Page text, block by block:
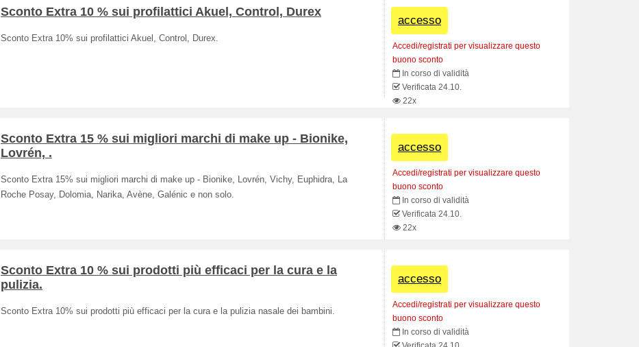
Sconto Extra 10 % sui profilattici Akuel, Control, Durex
Sconto Extra 10% sui profilattici Akuel, Control, Durex.
accesso
Accedi/registrati per visualizzare questo
buono sconto
In corso di validità
Verificata 24.10.
22x
Sconto Extra 15 % sui migliori marchi di make up - Bionike,
Lovrén, .
Sconto Extra 15% sui migliori marchi di make up - Bionike, Lovrén, Vichy, Euphidra, La
Roche Posay, Dolomia, Narika, Avène, Galénic e non solo.
accesso
Accedi/registrati per visualizzare questo
buono sconto
In corso di validità
Verificata 24.10.
22x
Sconto Extra 10 % sui prodotti più efficaci per la cura e la
pulizia.
Sconto Extra 10% sui prodotti più efficaci per la cura e la pulizia nasale dei bambini.
accesso
Accedi/registrati per visualizzare questo
buono sconto
In corso di validità